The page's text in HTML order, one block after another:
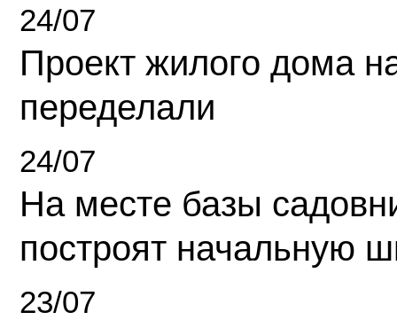
24/07
Проект жилого дома
переделали
24/07
На месте базы
построят начальную
23/07